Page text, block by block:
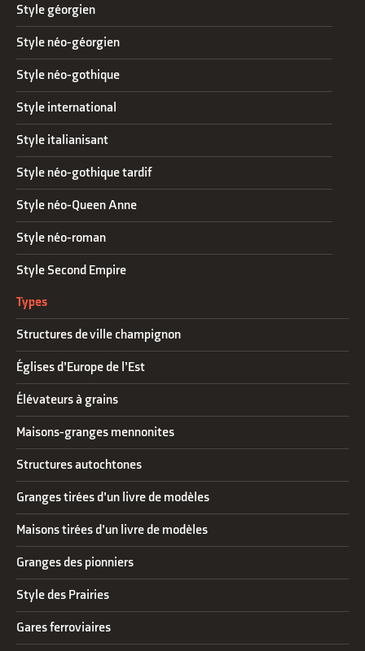
Style géorgien
Style néo-géorgien
Style néo-gothique
Style international
Style italianisant
Style néo-gothique tardif
Style néo-Queen Anne
Style néo-roman
Style Second Empire
Types
Structures de ville champignon
Églises d’Europe de l’Est
Élévateurs à grains
Maisons-granges mennonites
Structures autochtones
Granges tirées d’un livre de modèles
Maisons tirées d’un livre de modèles
Granges des pionniers
Style des Prairies
Gares ferroviaires